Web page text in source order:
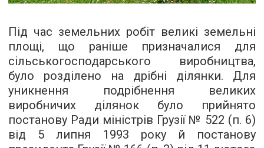
Під час земельних робіт великі земельні
площі, що раніше призначалися для
сільськогосподарського виробництва,
було розділено на дрібні ділянки. Для
уникнення подрібнення великих
виробничих ділянок було прийнято
постанову Ради міністрів Грузії № 522 (п. 6)
від 5 липня 1993 року й постанову